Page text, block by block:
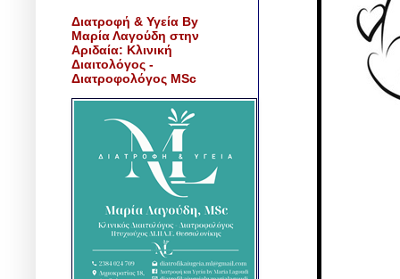
Διατροφή & Υγεία By
Μαρία Λαγούδη στην
Αριδαία: Κλινική
Διαιτολόγος -
Διατροφολόγος MSc